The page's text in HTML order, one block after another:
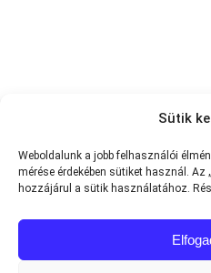
Sütik
Weboldalunk a jobb felhasználói
mérése érdekében sütiket használ. Az
hozzájárul a sütik használatához.